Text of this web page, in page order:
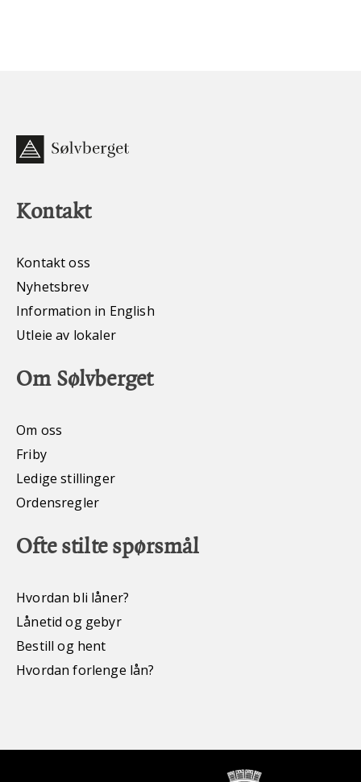
Kontakt
Kontakt oss
Nyhetsbrev
Information in English
Utleie av lokaler
Om Sølvberget
Om oss
Friby
Ledige stillinger
Ordensregler
Ofte stilte spørsmål
Hvordan bli låner?
Lånetid og gebyr
Bestill og hent
Hvordan forlenge lån?